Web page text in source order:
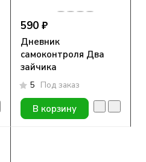
590 ₽
Дневник
самоконтроля Два
зайчика
5 Под заказ
В корзину